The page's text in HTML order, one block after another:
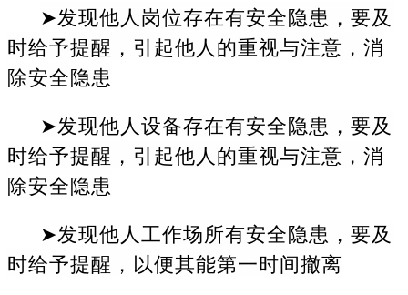
➤发现他人岗位存在有安全隐患，要及
时给予提醒，引起他人的重视与注意，消
除安全隐患
➤发现他人设备存在有安全隐患，要及
时给予提醒，引起他人的重视与注意，消
除安全隐患
➤发现他人工作场所有安全隐患，要及
时给予提醒，以便其能第一时间撤离